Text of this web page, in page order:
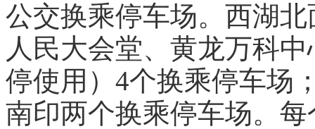
公交换乘停车场。西湖
人民大会堂、黄龙万科
停使用）4个换乘停车场
南印两个换乘停车场。